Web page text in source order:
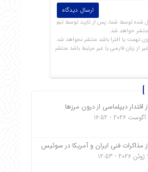
شده توسط شما، پس از تایید توسط تیم
خواهد شد.
تهمت یا افترا باشد منتشر نخواهد شد.
از زبان فارسی یا غیر مرتبط باشد منتشر
اقتدار دیپلماسی از درون مرزها
مذاکرات فنی ایران و آمریکا در سوئیس